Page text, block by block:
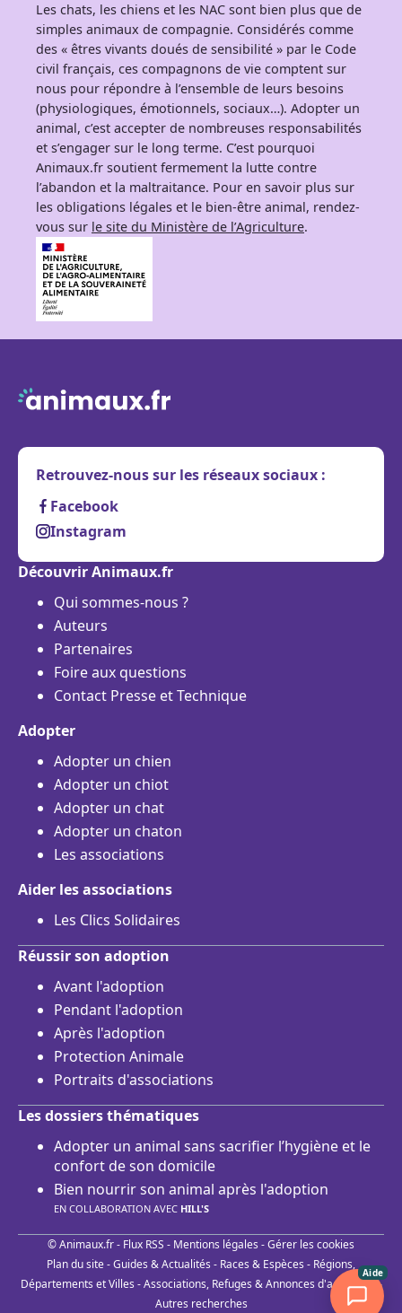
Les chats, les chiens et les NAC sont bien plus que de
simples animaux de compagnie. Considérés comme
des « êtres vivants doués de sensibilité » par le Code
civil français, ces compagnons de vie comptent sur
nous pour répondre à l’ensemble de leurs besoins
(physiologiques, émotionnels, sociaux…). Adopter un
animal, c’est accepter de nombreuses responsabilités
et s’engager sur le long terme. C’est pourquoi
Animaux.fr soutient fermement la lutte contre
l’abandon et la maltraitance. Pour en savoir plus sur
les obligations légales et le bien-être animal, rendez-
vous sur le site du Ministère de l’Agriculture.
Retrouvez-nous sur les réseaux sociaux :
Facebook
Instagram
Découvrir Animaux.fr
Qui sommes-nous ?
Auteurs
Partenaires
Foire aux questions
Contact Presse et Technique
Adopter
Adopter un chien
Adopter un chiot
Adopter un chat
Adopter un chaton
Les associations
Aider les associations
Les Clics Solidaires
Réussir son adoption
Avant l'adoption
Pendant l'adoption
Après l'adoption
Protection Animale
Portraits d'associations
Les dossiers thématiques
Adopter un animal sans sacrifier l’hygiène et le
confort de son domicile
Bien nourrir son animal après l'adoption
EN COLLABORATION AVEC HILL'S
© Animaux.fr - Flux RSS - Mentions légales -Gérer les cookies
Plan du site-Guides & Actualités - Races & Espèces - Régions,
Départements et Villes -Associations, Refuges & Annonces d'adoptions-
Autres recherches
Aide